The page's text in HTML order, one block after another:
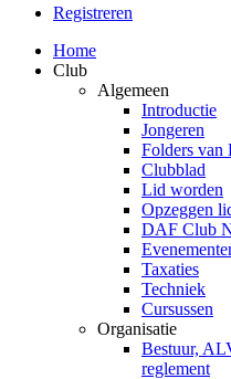
Registreren
Home
Club
Algemeen
Introductie
Jongeren
Folders van
Clubblad
Lid worden
Opzeggen
DAF Club
Taxaties
Techniek
Cursussen
Organisatie
Bestuur,
reglement